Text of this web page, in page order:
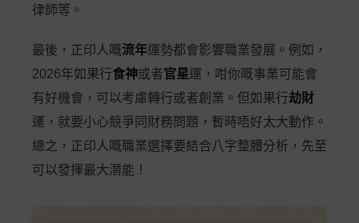
律師等。
最後，正印人嘅流年運勢都會影響職業發展。例如，
2026年如果行食神或者官星運，咁你嘅事業可能會
有好機會，可以考慮轉行或者創業。但如果行劫財
運，就要小心競爭同財務問題，暫時唔好太大動作。
總之，正印人嘅職業選擇要結合八字整體分析，先至
可以發揮最大潛能！